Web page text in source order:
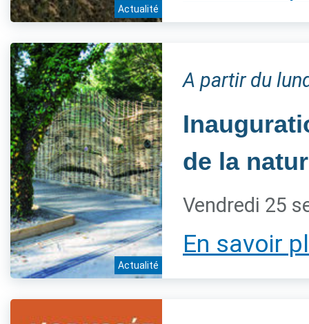
Actualité
Actualité
A partir du
de la
Vendredi 25
En savoir